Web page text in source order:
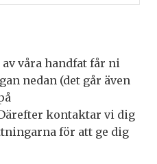
våra handfat får ni
nedan (det går även
kontaktar vi dig
för att ge dig